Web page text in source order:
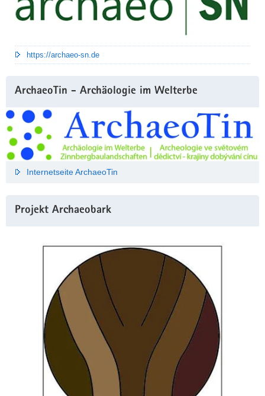
https://archaeo-sn.de
ArchaeoTin - Archäologie im Welterbe
Internetseite ArchaeoTin
Projekt Archaeobark